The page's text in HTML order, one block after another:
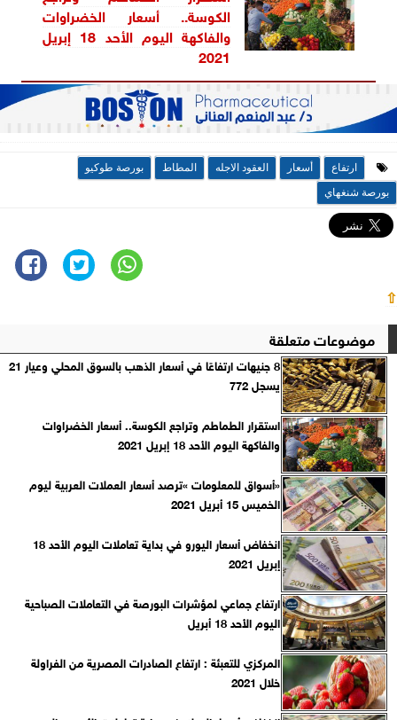
الكوسة.. أسعار الخضراوات
والفاكهة اليوم الأحد 18 إبريل
2021
ارتفاع أسعار العقود الاجله المطاط
بورصة طوكيو
بورصة شنغهاي
⇧
موضوعات متعلقة
8 جنيهات ارتفاعًا في أسعار الذهب بالسوق المحلي وعيار 21
يسجل 772
استقرار الطماطم وتراجع الكوسة.. أسعار الخضراوات
والفاكهة اليوم الأحد 18 إبريل 2021
«أسواق للمعلومات »ترصد أسعار العملات العربية ليوم
الخميس 15 أبريل 2021
انخفاض أسعار اليورو في بداية تعاملات اليوم الأحد 18
إبريل 2021
ارتفاع جماعي لمؤشرات البورصة في التعاملات الصباحية
اليوم الأحد 18 أبريل
المركزي للتعبئة : ارتفاع الصادرات المصرية من الفراولة
خلال 2021